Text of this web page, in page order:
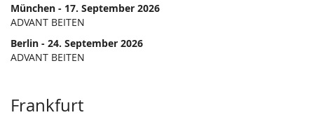
München - 17. September 2026
ADVANT BEITEN
Berlin - 24. September 2026
ADVANT BEITEN
Produkte
Frankfurt